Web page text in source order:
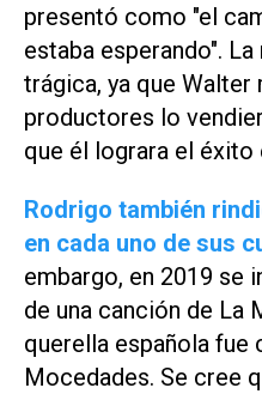
presentó como "el
estaba esperando".
trágica, ya que Walter
productores lo
que él lograra el éxito
Rodrigo también
en cada uno de sus
embargo, en 2019 se
de una canción de La
querella española fue
Mocedades. Se cree